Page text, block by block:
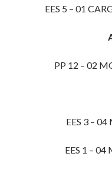
EES 5 – 01
PP 12 – 02
EES 3 –
EES 1 –